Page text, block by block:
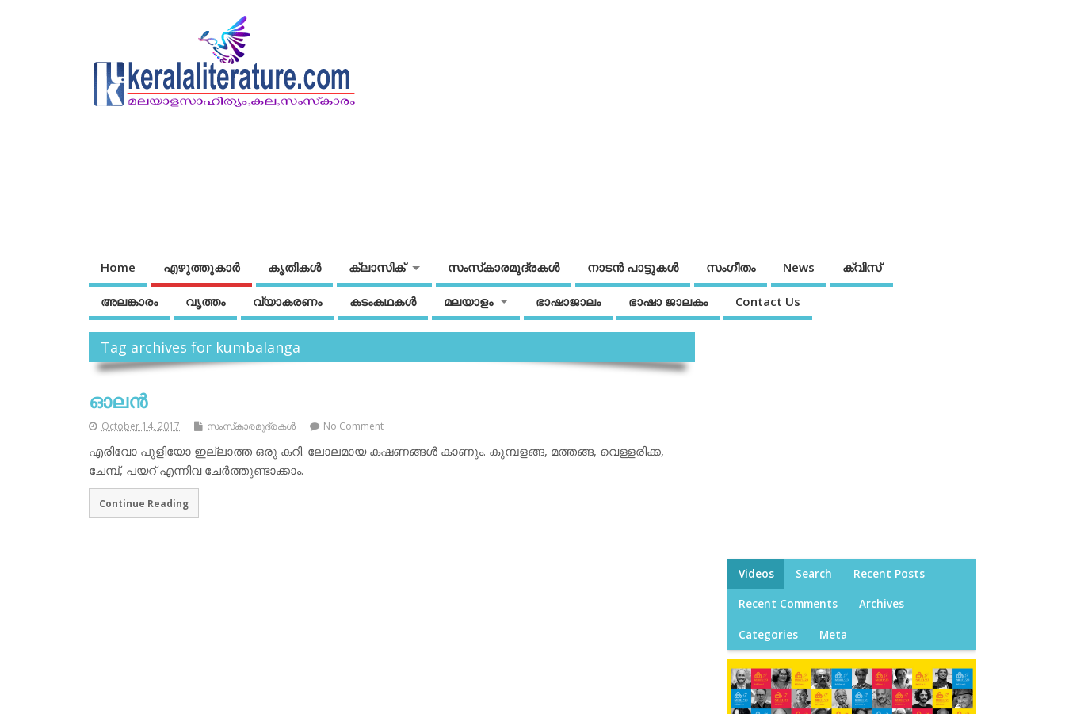
Home എഴുത്തുകാര്‍ കൃതികൾ ക്ലാസിക് സംസ്‌കാരമുദ്രകള്‍ നാടന്‍ പാട്ടുകള്‍ സംഗീതം News ക്വിസ്
അലങ്കാരം വൃത്തം വ്യാകരണം കടംകഥകള്‍ മലയാളം ഭാഷാജാലം ഭാഷാ ജാലകം Contact Us
Tag archives for kumbalanga
ഓലന്‍
October 14, 2017 സംസ്‌കാരമുദ്രകള്‍ No Comment
എരിവോ പുളിയോ ഇല്ലാത്ത ഒരു കറി. ലോലമായ കഷണങ്ങള്‍ കാണും. കുമ്പളങ്ങ, മത്തങ്ങ, വെള്ളരിക്ക,
ചേമ്പ്, പയറ് എന്നിവ ചേര്‍ത്തുണ്ടാക്കാം.
Continue Reading
Videos Search Recent Posts
Recent Comments Archives
Categories Meta